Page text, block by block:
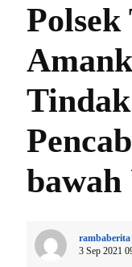
Polsek
rambaberita
3 Sep 2021